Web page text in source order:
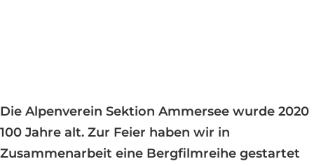
Die Alpenverein Sektion Ammersee wurde 2020
100 Jahre alt. Zur Feier haben wir in
Zusammenarbeit eine Bergfilmreihe gestartet